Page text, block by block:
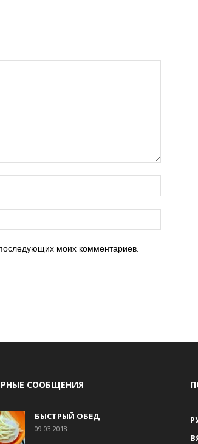
моих комментариев.
СООБЩЕНИЯ
БЫСТРЫЙ ОБЕД
09.03.2018